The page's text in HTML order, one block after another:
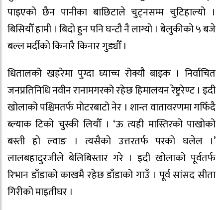
पाइएको छैन पानीका बाछिटाले चुट्नसम्म चुटिहाल्यो ।
बिसियौँ हामी । बिदो हुन पनि घन्टौ नै लाग्यो । बेलुकीको ५ बजे
बल्ल मर्दीको किनारै किनार गुड्यौँ ।
धितालको खहरेमा पुग्दा घ्याच्च रोक्यौ बाइक । निर्वाचित
जनप्रतिनिधि नवीन रानामगरको रहेछ हिमालयन रेष्टुरेण्ट । इदी
खोलाको पश्चिमतर्फ मोटरबाटो नेर । शान्त वातावरणमा गफिँदै
ब्ल्याक टिको चुस्की लियौँ । ‘ऊ त्यही मास्तिरको पाखोको
बस्ती हो ल्वाङ । त्यसैको उत्तरतर्फ परको घलेल ।’
लालबहादुरजीले बेलिबिस्तार गरे । इदी खोलाको पूर्वतर्फ
रिभान डाँडाको काखमै रहेछ डाँडाको गाउँ । पूर्व सांसद सीता
गिरीको माइतीघर ।